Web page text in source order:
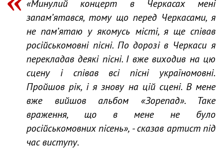
«Минулий концерт в Черкасах мені
запам’ятався, тому що перед Черкасами, я
не пам’ятаю у якомусь місті, я ще співав
російськомовні пісні. По дорозі в Черкаси я
перекладав деякі пісні. І вже виходив на цю
сцену і співав всі пісні україномовні.
Пройшов рік, і я знову на цій сцені. В мене
вже вийшов альбом «Зорепад». Таке
враження, що в мене не було
російськомовних пісень», - сказав артист під
час виступу.